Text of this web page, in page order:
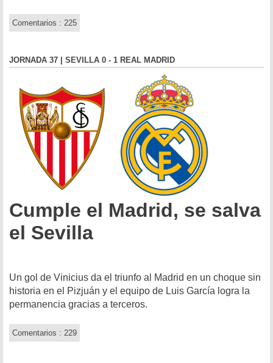
Comentarios : 225
JORNADA 37 | SEVILLA 0 - 1 REAL MADRID
Cumple el Madrid, se salva
el Sevilla
Un gol de Vinicius da el triunfo al Madrid en un choque sin
historia en el Pizjuán y el equipo de Luis García logra la
permanencia gracias a terceros.
Comentarios : 229